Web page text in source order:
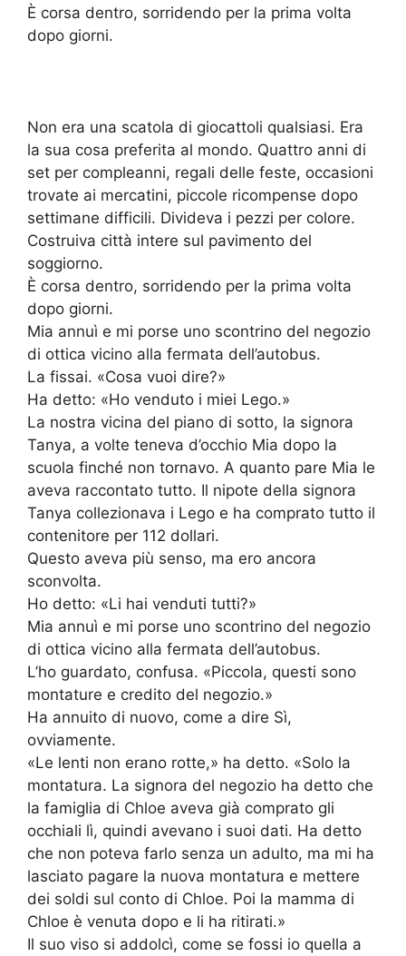
È corsa dentro, sorridendo per la prima volta
dopo giorni.
Non era una scatola di giocattoli qualsiasi. Era
la sua cosa preferita al mondo. Quattro anni di
set per compleanni, regali delle feste, occasioni
trovate ai mercatini, piccole ricompense dopo
settimane difficili. Divideva i pezzi per colore.
Costruiva città intere sul pavimento del
soggiorno.
È corsa dentro, sorridendo per la prima volta
dopo giorni.
Mia annuì e mi porse uno scontrino del negozio
di ottica vicino alla fermata dell’autobus.
La fissai. «Cosa vuoi dire?»
Ha detto: «Ho venduto i miei Lego.»
La nostra vicina del piano di sotto, la signora
Tanya, a volte teneva d’occhio Mia dopo la
scuola finché non tornavo. A quanto pare Mia le
aveva raccontato tutto. Il nipote della signora
Tanya collezionava i Lego e ha comprato tutto il
contenitore per 112 dollari.
Questo aveva più senso, ma ero ancora
sconvolta.
Ho detto: «Li hai venduti tutti?»
Mia annuì e mi porse uno scontrino del negozio
di ottica vicino alla fermata dell’autobus.
L’ho guardato, confusa. «Piccola, questi sono
montature e credito del negozio.»
Ha annuito di nuovo, come a dire Sì,
ovviamente.
«Le lenti non erano rotte,» ha detto. «Solo la
montatura. La signora del negozio ha detto che
la famiglia di Chloe aveva già comprato gli
occhiali lì, quindi avevano i suoi dati. Ha detto
che non poteva farlo senza un adulto, ma mi ha
lasciato pagare la nuova montatura e mettere
dei soldi sul conto di Chloe. Poi la mamma di
Chloe è venuta dopo e li ha ritirati.»
Il suo viso si addolcì, come se fossi io quella a